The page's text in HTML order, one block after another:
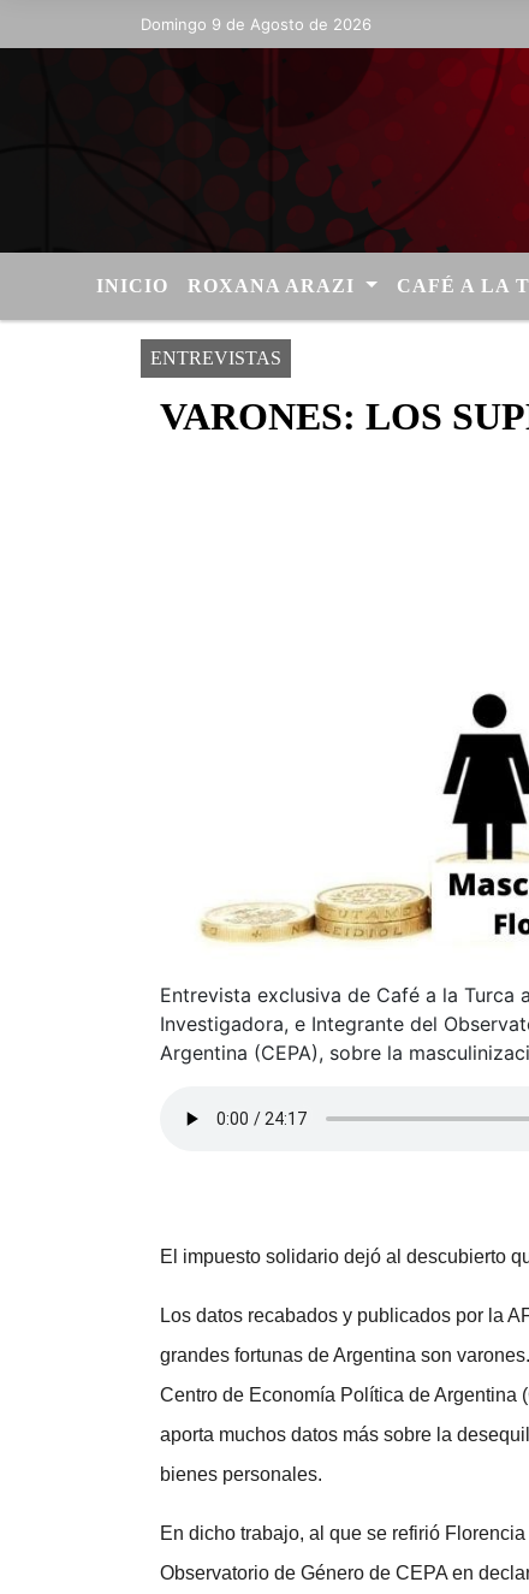
Domingo 9 de Agosto de 2026Hoy es Domingo 9 de Agosto de
INICIO ROXANA ARAZI CAFÉ A LA
ENTREVISTAS
VARONES: LOS
Entrevista exclusiva de Café a la Turca
Investigadora, e Integrante del
Argentina (CEPA), sobre la
El impuesto solidario dejó al descubierto
Los datos recabados y publicados por la
grandes fortunas de Argentina son
Centro de Economía Política de Argentina
aporta muchos datos más sobre la
bienes personales.
En dicho trabajo, al que se refirió
Observatorio de Género de CEPA en